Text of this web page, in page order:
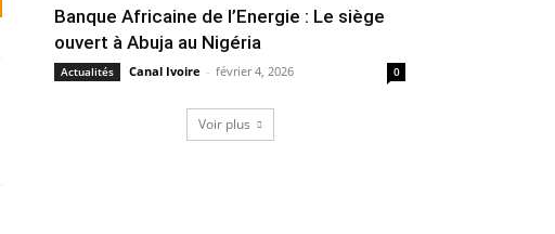
Banque Africaine de l’Energie : Le siège
ouvert à Abuja au Nigéria
Actualités Canal Ivoire - février 4, 2026 0
Voir plus